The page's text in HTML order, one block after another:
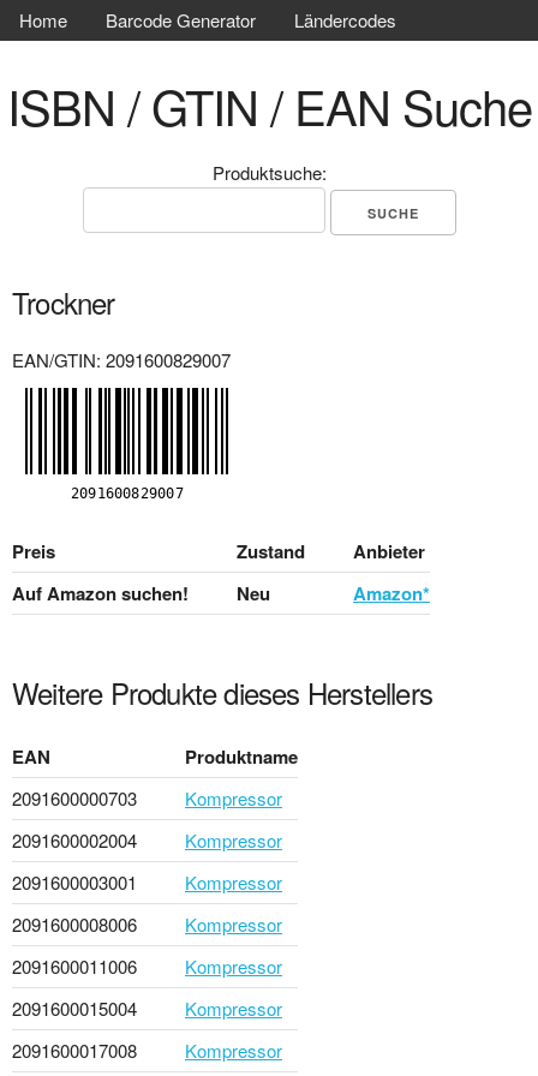
Home Barcode Generator Ländercodes
ISBN / GTIN / EAN Suche
Produktsuche:
Trockner
EAN/GTIN: 2091600829007
Preis Zustand
Anbieter
Auf Amazon suchen!
Neu Amazon*
Weitere Produkte dieses Herstellers
EAN Produktname
2091600000703
Kompressor
2091600002004
Kompressor
2091600003001
Kompressor
2091600008006
Kompressor
2091600011006
Kompressor
2091600015004
Kompressor
2091600017008
Kompressor